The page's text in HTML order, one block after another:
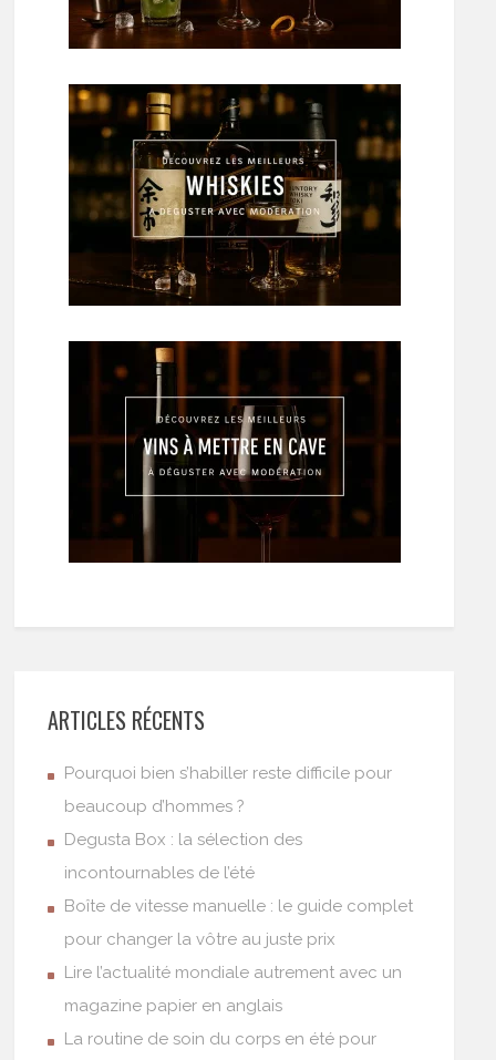
ARTICLES RÉCENTS
Pourquoi bien s’habiller reste difficile pour
beaucoup d’hommes ?
Degusta Box : la sélection des
incontournables de l’été
Boîte de vitesse manuelle : le guide complet
pour changer la vôtre au juste prix
Lire l’actualité mondiale autrement avec un
magazine papier en anglais
La routine de soin du corps en été pour